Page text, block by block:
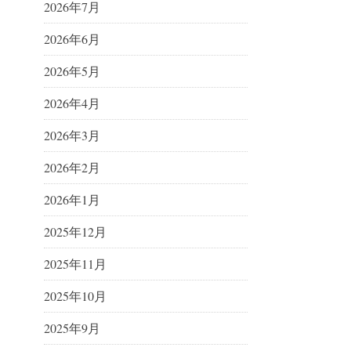
2026年7月
2026年6月
2026年5月
2026年4月
2026年3月
2026年2月
2026年1月
2025年12月
2025年11月
2025年10月
2025年9月